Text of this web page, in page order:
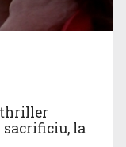
thriller
la